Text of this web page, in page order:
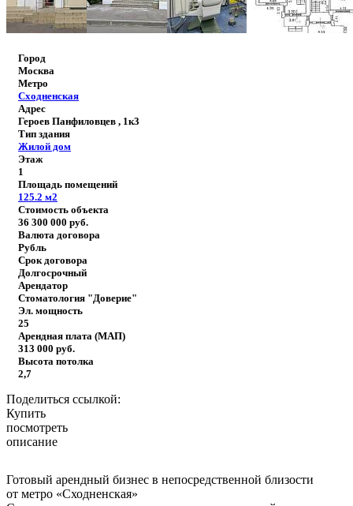
Город
Москва
Метро
Сходненская
Адрес
Героев Панфиловцев , 1к3
Тип здания
Жилой дом
Этаж
1
Площадь помещений
125.2 м2
Стоимость объекта
36 300 000 руб.
Валюта договора
Рубль
Срок договора
Долгосрочный
Арендатор
Стоматология "Доверие"
Эл. мощность
25
Арендная плата (МАП)
313 000 руб.
Высота потолка
2,7
Поделиться ссылкой:
Купить
посмотреть
описание
Готовый арендный бизнес в непосредственной близости
от метро «Сходненская»